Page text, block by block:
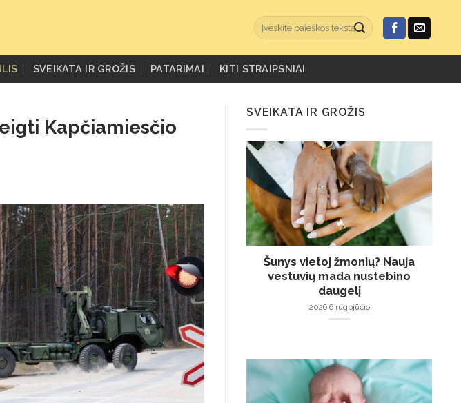
SVEIKATA IR GROŽIS PATARIMAI KITI STRAIPSNIAI
Kapčiamiesčio
SVEIKATA IR GROŽIS
Šunys vietoj žmonių? Nauja
vestuvių mada nustebino
daugelį
2026 6 rugpjūčio